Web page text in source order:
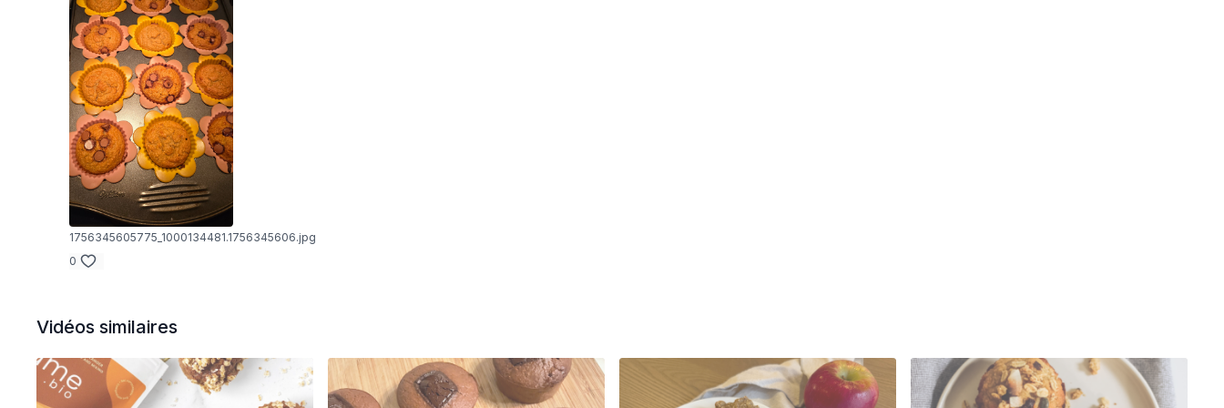
1756345605775_1000134481.1756345606.jpg
0
Vidéos similaires